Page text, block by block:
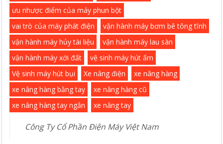
ưu nhược điểm của máy phun bột
vai trò của máy phát điện
vận hành máy bơm bê tông tĩnh
vận hành máy hủy tài liệu
vận hành máy lau sàn
vận hành máy xới đất
vệ sinh máy hút ẩm
Vệ sinh máy hút bụi
Xe nâng điện
xe nâng hàng
xe nâng hàng bằng tay
xe nâng hàng cũ
xe nâng hàng tay ngắn
xe nâng tay
Công Ty Cổ Phần Điện Máy Việt Nam